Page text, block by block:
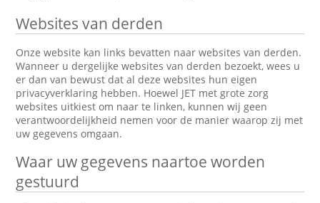
Websites van derden
Onze website kan links bevatten naar websites van derden.
Wanneer u dergelijke websites van derden bezoekt, wees u
er dan van bewust dat al deze websites hun eigen
privacyverklaring hebben. Hoewel JET met grote zorg
websites uitkiest om naar te linken, kunnen wij geen
verantwoordelijkheid nemen voor de manier waarop zij met
uw gegevens omgaan.
Waar uw gegevens naartoe worden
gestuurd